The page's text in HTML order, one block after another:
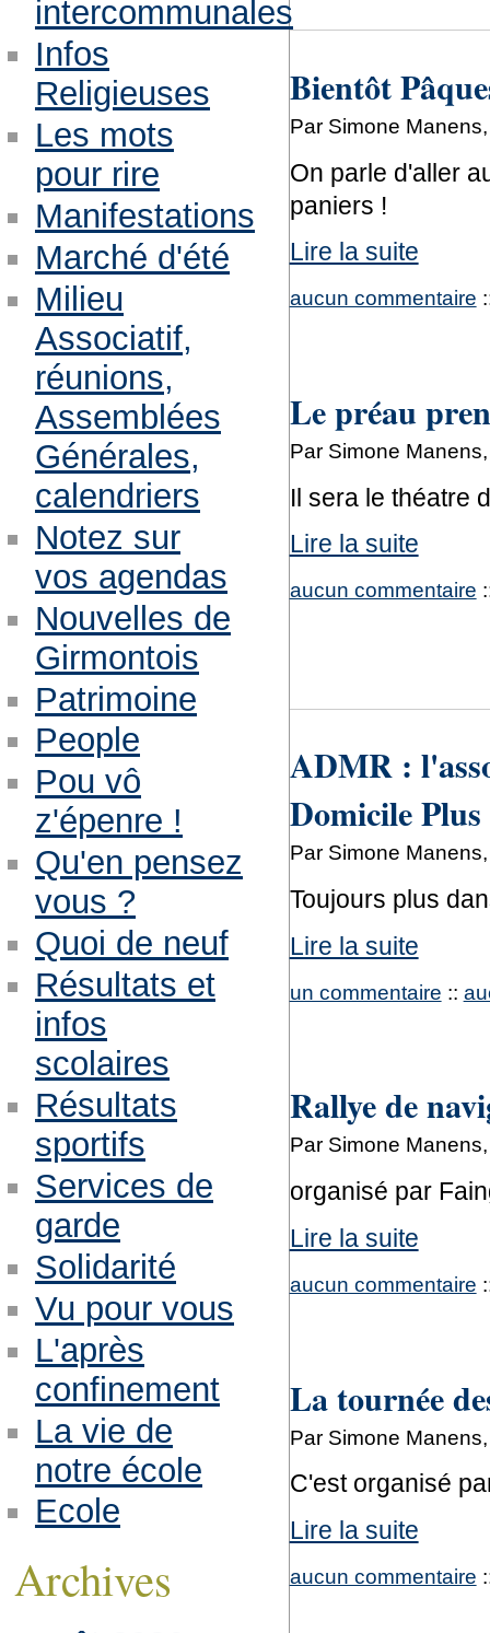
Bientôt
Par Simone
On parle d'aller
paniers !
Lire la suite
aucun commentaire
Le préau
Par Simone
Il sera le théatre
Lire la suite
aucun commentaire
ADMR :
Domicile Plus
Par Simone
Toujours plus
Lire la suite
un commentaire ::
Rallye de
Par Simone
organisé par
Lire la suite
aucun commentaire
La tournée
Par Simone
C'est organisé
Lire la suite
aucun commentaire
intercommunales
Infos
Religieuses
Les mots
pour rire
Manifestations
Marché d'été
Milieu
Associatif,
réunions,
Assemblées
Générales,
calendriers
Notez sur
vos agendas
Nouvelles de
Girmontois
Patrimoine
People
Pou vô
z'épenre !
Qu'en pensez
vous ?
Quoi de neuf
Résultats et
infos
scolaires
Résultats
sportifs
Services de
garde
Solidarité
Vu pour vous
L'après
confinement
La vie de
notre école
Ecole
Archives